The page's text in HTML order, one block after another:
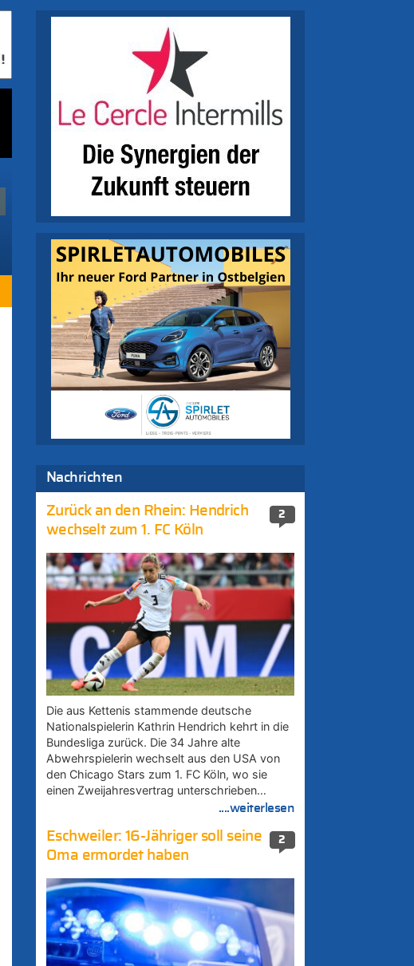
Nachrichten
2
Zurück an den Rhein: Hendrich
wechselt zum 1. FC Köln
Die aus Kettenis stammende deutsche
Nationalspielerin Kathrin Hendrich kehrt in die
Bundesliga zurück. Die 34 Jahre alte
Abwehrspielerin wechselt aus den USA von
den Chicago Stars zum 1. FC Köln, wo sie
einen Zweijahresvertrag unterschrieben…
....weiterlesen
2
Eschweiler: 16-Jähriger soll seine
Oma ermordet haben